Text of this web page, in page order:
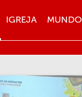
IGREJA MUNDO